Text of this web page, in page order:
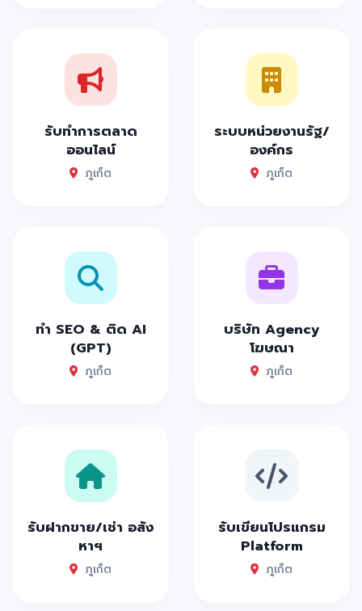
รับทำการตลาด
ออนไลน์
ภูเก็ต
ระบบหน่วยงานรัฐ/
องค์กร
ภูเก็ต
ทำ SEO & ติด AI
(GPT)
ภูเก็ต
บริษัท Agency
โฆษณา
ภูเก็ต
รับฝากขาย/เช่า อสัง
หาฯ
ภูเก็ต
รับเขียนโปรแกรม
Platform
ภูเก็ต